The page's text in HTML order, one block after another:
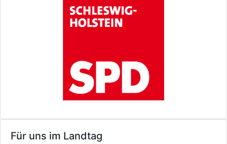
Für uns im Landtag